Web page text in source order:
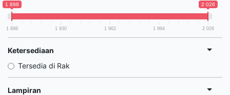
1 898 2 026
1 898 1 930 1 962 1 994 2 026
Ketersediaan
Tersedia di Rak
Lampiran